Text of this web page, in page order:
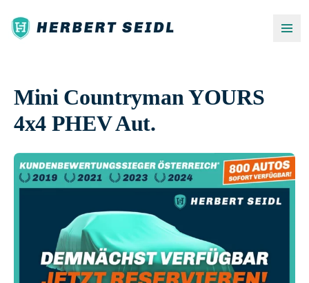
Mini Countryman YOURS
4x4 PHEV Aut.